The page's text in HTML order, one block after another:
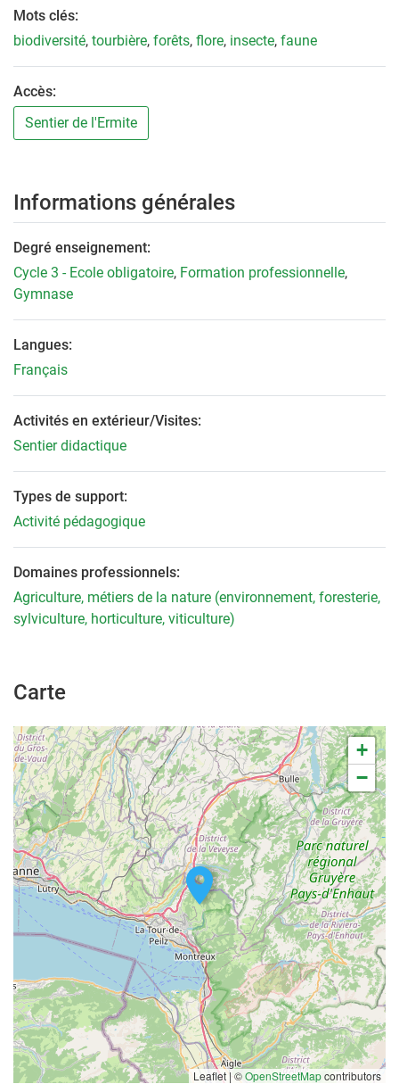
Mots clés:
biodiversité, tourbière, forêts, flore, insecte, faune
Accès:
Sentier de l'Ermite
Informations générales
Degré enseignement:
Cycle 3 - Ecole obligatoire, Formation professionnelle,
Gymnase
Langues:
Français
Activités en extérieur/Visites:
Sentier didactique
Types de support:
Activité pédagogique
Domaines professionnels:
Agriculture, métiers de la nature (environnement, foresterie,
sylviculture, horticulture, viticulture)
Carte
+
−
Leaflet | ©OpenStreetMapcontributors